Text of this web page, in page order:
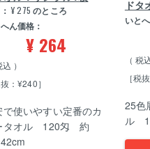
¥ 275 のところ
ん価格：
¥ 264
込
抜：¥240］
で使いやすい定番のカ
タオル 120匁 約
ドタ
いと
税
［税
25色
ル